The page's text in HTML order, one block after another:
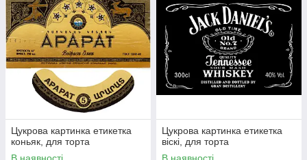
Цукрова картинка етикетка
коньяк, для торта
Цукрова картинка етикетка
віскі, для торта